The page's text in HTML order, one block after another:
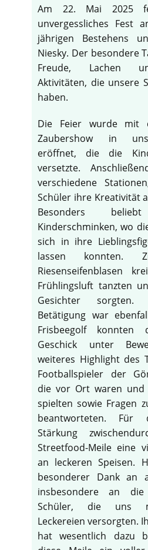
Am 22. Mai 2025
unvergessliches Fest
jährigen Bestehens
Niesky. Der besondere
Freude, Lachen
Aktivitäten, die unsere
haben.
Die Feier wurde mit
Zaubershow in
eröffnet, die die
versetzte.
verschiedene
Schüler ihre Kreativität
Besonders
Kinderschminken, wo
sich in ihre
lassen konnten.
Riesenseifenblasen
Frühlingsluft tanzten
Gesichter sorgten.
Betätigung war
Frisbeegolf
Geschick unter
weiteres Highlight des
Footballspieler der
die vor Ort waren
spielten sowie Fragen
beantworteten. Für
Stärkung
Streetfood-Meile eine
an leckeren Speisen.
besonderer Dank an
insbesondere an
Schüler, die uns
Leckereien versorgten.
hat wesentlich dazu